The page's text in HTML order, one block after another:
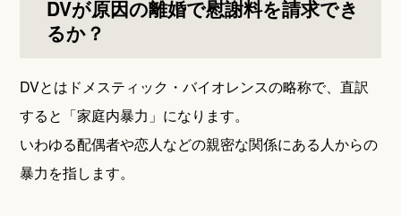
DVが原因の離婚で慰謝料を請求でき
るか？
DVとはドメスティック・バイオレンスの略称で、直訳
すると「家庭内暴力」になります。
いわゆる配偶者や恋人などの親密な関係にある人からの
暴力を指します。